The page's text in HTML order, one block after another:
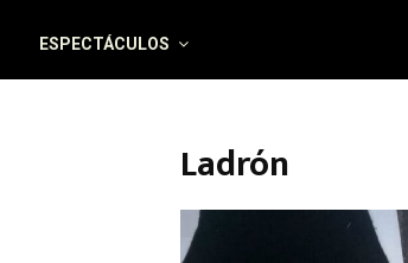
ESPECTÁCULOS
Ladrón